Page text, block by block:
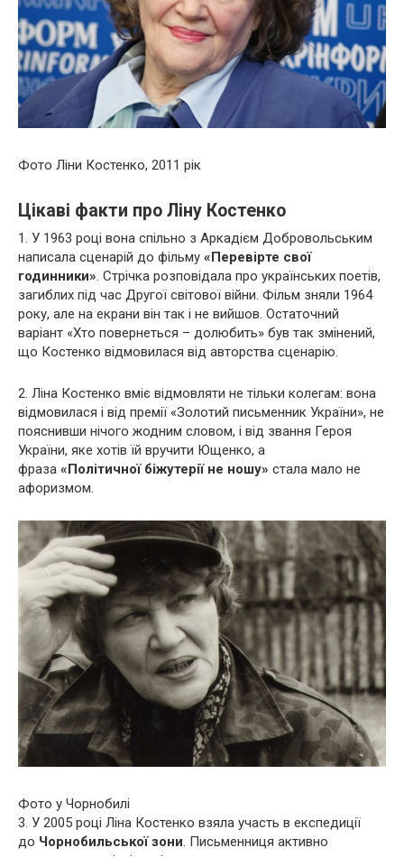
Фото Ліни Костенко, 2011 рік
Цікаві факти про Ліну Костенко
1. У 1963 році вона спільно з Аркадієм Добровольським
написала сценарій до фільму «Перевірте свої
годинники». Стрічка розповідала про українських поетів,
загиблих під час Другої світової війни. Фільм зняли 1964
року, але на екрани він так і не вийшов. Остаточний
варіант «Хто повернеться – долюбить» був так змінений,
що Костенко відмовилася від авторства сценарію.
2. Ліна Костенко вміє відмовляти не тільки колегам: вона
відмовилася і від премії «Золотий письменник України», не
пояснивши нічого жодним словом, і від звання Героя
України, яке хотів їй вручити Ющенко, а
фраза «Політичної біжутерії не ношу» стала мало не
афоризмом.
Фото у Чорнобилі
3. У 2005 році Ліна Костенко взяла участь в експедиції
до Чорнобильської зони. Письменниця активно